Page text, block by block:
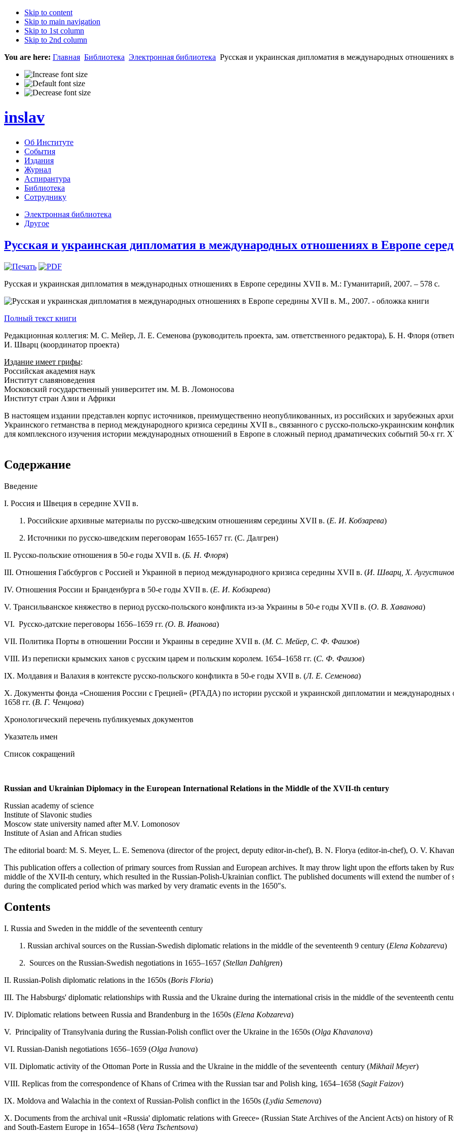
Skip to content
Skip to main navigation
Skip to 1st column
Skip to 2nd column
You are here: Главная Библиотека Электронная библиотека Русская и украинская дипломатия в международных
inslav
Об Институте
События
Издания
Журнал
Аспирантура
Библиотека
Сотруднику
Электронная библиотека
Другое
Русская и украинская дипломатия в международных отношениях в Европе
Русская и украинская дипломатия в международных отношениях в Европе середины XVII в. М.: Гуманитарий, 2007. – 578 с.
Полный текст книги
Редакционная коллегия: М. С. Мейер, Л. Е. Семенова (руководитель проекта, зам. ответственного редактора), Б. Н. Флоря
И. Шварц (координатор проекта)
Издание имеет грифы:
Российская академия наук
Институт славяноведения
Московский государственный университет им. М. В. Ломоносова
Институт стран Азии и Африки
В настоящем издании представлен корпус источников, преимущественно неопубликованных, из российских и зарубежных
Украинского гетманства в период международного кризиса середины XVII в., связанного с русско-польско-украинским
для комплексного изучения истории международных отношений в Европе в сложный период драматических событий 50-х гг.
Содержание
Введение
I. Россия и Швеция в середине XVII в.
1. Российские архивные материалы по русско-шведским отношениям середины XVII в. (Е. И. Кобзарева)
2. Источники по русско-шведским переговорам 1655-1657 гг. (С. Далгрен)
II. Русско-польские отношения в 50-е годы XVII в. (Б. Н. Флоря)
III. Отношения Габсбургов с Россией и Украиной в период международного кризиса середины XVII в. (И. Шварц, X.
IV. Отношения России и Бранденбурга в 50-е годы XVII в. (Е. И. Кобзарева)
V. Трансильванское княжество в период русско-польского конфликта из-за Украины в 50-е годы XVII в. (О. В. Хаванова)
VI. Русско-датские переговоры 1656–1659 гг. (О. В. Иванова)
VII. Политика Порты в отношении России и Украины в середине XVII в. (М. С. Мейер, С. Ф. Фаизов)
VIII. Из переписки крымских ханов с русским царем и польским королем. 1654–1658 гг. (С. Ф. Фаизов)
IX. Молдавия и Валахия в контексте русско-польского конфликта в 50-е годы XVII в. (Л. Е. Семенова)
X. Документы фонда «Сношения России с Грецией» (РГАДА) по истории русской и украинской дипломатии и
1658 гг. (В. Г. Ченцова)
Хронологический перечень публикуемых документов
Указатель имен
Список сокращений
Russian and Ukrainian Diplomacy in the European International Relations in the Middle of the XVII-th century
Russian academy of science
Institute of Slavonic studies
Moscow state university named after M.V. Lomonosov
Institute of Asian and African studies
The editorial board: M. S. Meyer, L. E. Semenova (director of the project, deputy editor-in-chef), B. N. Florya (editor-in-chef), O. V.
This publication offers a collection of primary sources from Russian and European archives. It may throw light upon the efforts taken by
middle of the XVII-th century, which resulted in the Russian-Polish-Ukrainian conflict. The published documents will extend the number of
during the complicated period which was marked by very dramatic events in the 1650"s.
Contents
I. Russia and Sweden in the middle of the seventeenth century
1. Russian archival sources on the Russian-Swedish diplomatic relations in the middle of the seventeenth 9 century (Elena Kobzareva)
2. Sources on the Russian-Swedish negotiations in 1655–1657 (Stellan Dahlgren)
II. Russian-Polish diplomatic relations in the 1650s (Boris Floria)
III. The Habsburgs' diplomatic relationships with Russia and the Ukraine during the international crisis in the middle of the seventeenth
IV. Diplomatic relations between Russia and Brandenburg in the 1650s (Elena Kobzareva)
V. Principality of Transylvania during the Russian-Polish conflict over the Ukraine in the 1650s (Olga Khavanova)
VI. Russian-Danish negotiations 1656–1659 (Olga Ivanova)
VII. Diplomatic activity of the Ottoman Porte in Russia and the Ukraine in the middle of the seventeenth century (Mikhail Meyer)
VIII. Replicas from the correspondence of Khans of Crimea with the Russian tsar and Polish king, 1654–1658 (Sagit Faizov)
IX. Moldova and Walachia in the context of Russian-Polish conflict in the 1650s (Lydia Semenova)
X. Documents from the archival unit «Russia' diplomatic relations with Greece» (Russian State Archives of the Ancient Acts) on history of
and South-Eastern Europe in 1654–1658 (Vera Tschentsova)